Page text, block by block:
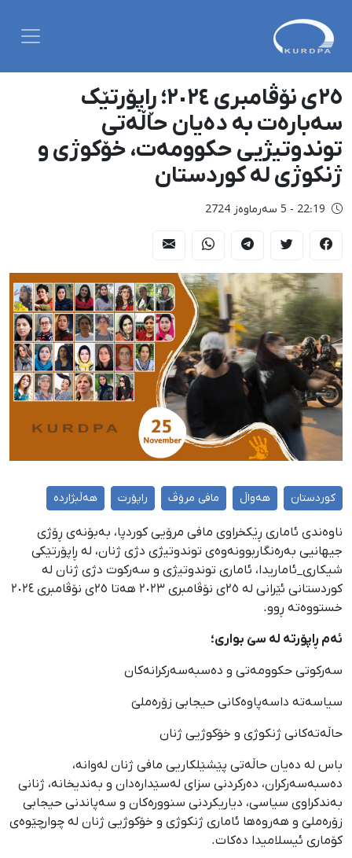
٢٥ی نۆڤامبری ٢٠٢٤؛ ڕاپۆرتێک
سەبارەت بە دەیان حاڵەتی
توندوتیژیی حکوومەت، خۆکوژی و
ژنکوژی لە کوردستان
22:19 - 5 سەرماوەز 2724
کوردستان هەواڵ مافی مرۆڤ راپۆرت هەڵبژاردە
ناوەندی ئاماری ڕێکخراوی مافی مرۆیی کوردپا، بەبۆنەی ڕۆژی
جیهانیی بەرەنگاربوونەوەی توندوتیژی دژی ژنان، لە ڕاپۆرتێکی
شیکاری_ئاماریدا، ئاماری توندوتیژی و سەرکوت دژی ژنان لە
کوردستانی ئێرانی لە ٢٥ی نۆڤامبری ٢٠٢٣ هەتا ٢٥ی نۆڤامبری ٢٠٢٤
خستووەتە ڕوو.
ئەم ڕاپۆرتە لە سێ بواری؛
سەرکوتی حکوومەتی و دەسبەسەرکرانەکان
سیاسەتە داسەپاوەکانی حیجابی زۆرەملێ
حاڵەتەکانی ژنکوژی و خۆکوژیی ژنان
باس لە دەیان حاڵەتی پێشێلکاریی مافی ژنان لەوانە،
دەسبەسەرکران، دەرکردنی سزای لەسێدارەدان و بەندیخانە، ژنانی
بەندکراوی سیاسی، دیاریکردنی سنوورەکان و سەپاندنی حیجابی
زۆرەملێ و هەروەها ئاماری ژنکوژی و خۆکوژیی ژنان لە چوارچێوەی
کۆماری ئیسلامیدا دەکات.